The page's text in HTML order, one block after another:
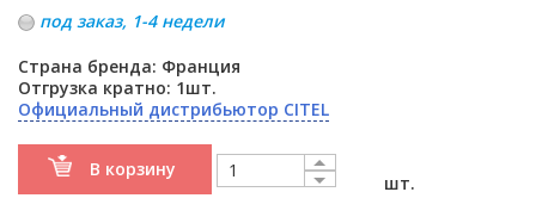
под заказ, 1-4 недели
Страна бренда: Франция
Отгрузка кратно: 1шт.
Официальный дистрибьютор CITEL
В корзину
шт.